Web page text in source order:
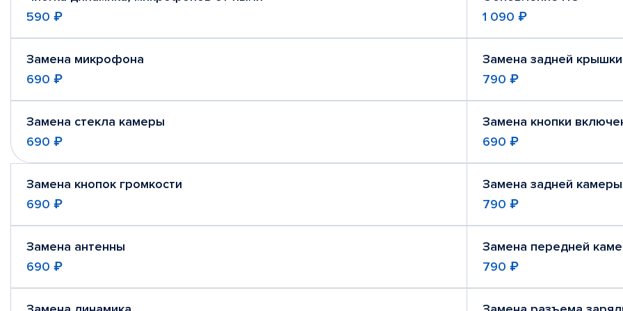
590 ₽
1 090 ₽
Замена микрофона
690 ₽
Замена задней крышки
790 ₽
Замена стекла камеры
690 ₽
Замена кнопки
690 ₽
Замена кнопок громкости
690 ₽
Замена задней камеры
790 ₽
Замена антенны
690 ₽
Замена передней
790 ₽